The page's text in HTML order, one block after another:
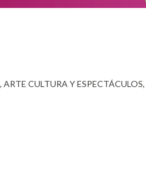
ARTE CULTURA Y ESPECTÁCULOS